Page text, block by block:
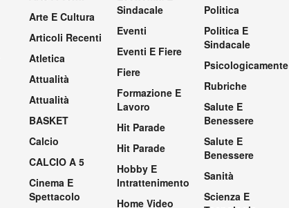
Arte E Cultura
Articoli Recenti
Atletica
Attualità
Attualità
BASKET
Calcio
CALCIO A 5
Cinema E
Spettacolo
Sindacale
Eventi
Eventi E Fiere
Fiere
Formazione E
Lavoro
Hit Parade
Hit Parade
Hobby E
Intrattenimento
Home Video
Politica
Politica E
Sindacale
Psicologicamente
Rubriche
Salute E
Benessere
Salute E
Benessere
Sanità
Scienza E